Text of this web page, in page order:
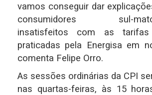
vamos conseguir dar
consumidores sul-mato-
insatisfeitos com as tarifas
praticadas pela Energisa em
comenta Felipe Orro.
As sessões ordinárias da CPI
nas quartas-feiras, às 15